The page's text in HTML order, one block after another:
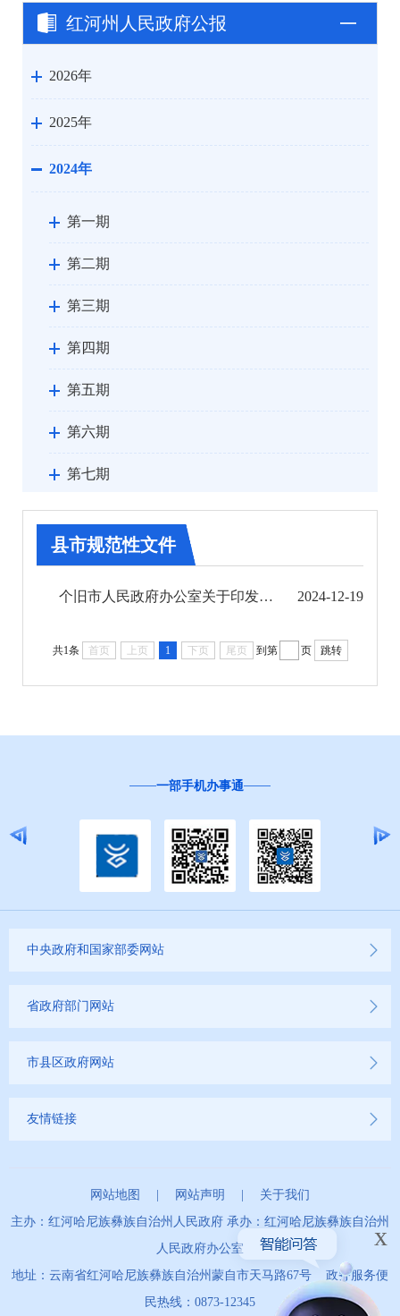
红河州人民政府公报
2026年
2025年
2024年
第一期
第二期
第三期
第四期
第五期
第六期
第七期
第八期
第九期
第十期
第十一期
第十二期
州政府办公室文件
县市规范性文件
2019年
县市规范性文件
个旧市人民政府办公室关于印发个旧市城市餐饮油烟和社会生活噪声污染防治管理办法的通知 2024-12-19
共1条 首页 上页 1 下页 尾页 到第 页 跳转
一部手机办事通
中央政府和国家部委网站
省政府部门网站
市县区政府网站
友情链接
网站地图 | 网站声明 | 关于我们
主办：红河哈尼族彝族自治州人民政府 承办：红河哈尼族彝族自治州
人民政府办公室
地址：云南省红河哈尼族彝族自治州蒙自市天马路67号 政务服务便
民热线：0873-12345
x